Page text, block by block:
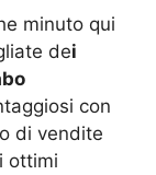
minuto qui
dei
con
di vendite
ottimi